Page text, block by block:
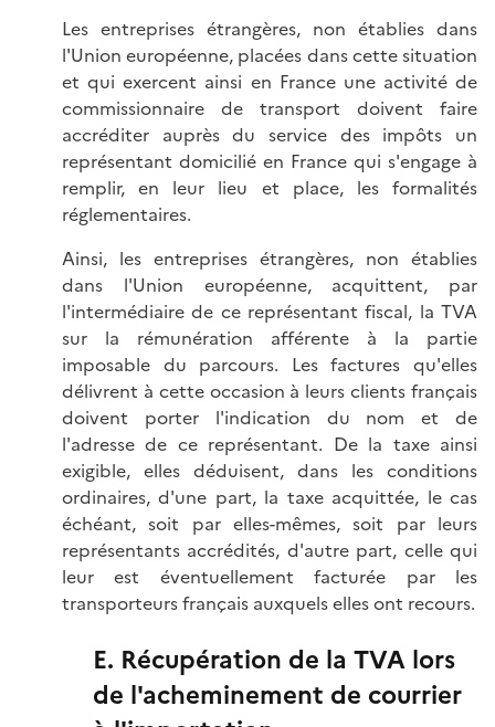
Les entreprises étrangères, non établies dans
l'Union européenne, placées dans cette situation
et qui exercent ainsi en France une activité de
commissionnaire de transport doivent faire
accréditer auprès du service des impôts un
représentant domicilié en France qui s'engage à
remplir, en leur lieu et place, les formalités
réglementaires.
Ainsi, les entreprises étrangères, non établies
dans l'Union européenne, acquittent, par
l'intermédiaire de ce représentant fiscal, la TVA
sur la rémunération afférente à la partie
imposable du parcours. Les factures qu'elles
délivrent à cette occasion à leurs clients français
doivent porter l'indication du nom et de
l'adresse de ce représentant. De la taxe ainsi
exigible, elles déduisent, dans les conditions
ordinaires, d'une part, la taxe acquittée, le cas
échéant, soit par elles-mêmes, soit par leurs
représentants accrédités, d'autre part, celle qui
leur est éventuellement facturée par les
transporteurs français auxquels elles ont recours.
E. Récupération de la TVA lors
de l'acheminement de courrier